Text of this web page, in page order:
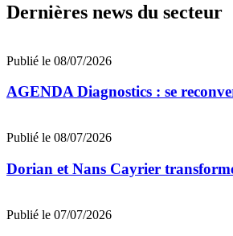
Dernières news du secteur
Publié le 08/07/2026
AGENDA Diagnostics : se
Publié le 08/07/2026
Dorian et Nans Cayrier
Publié le 07/07/2026